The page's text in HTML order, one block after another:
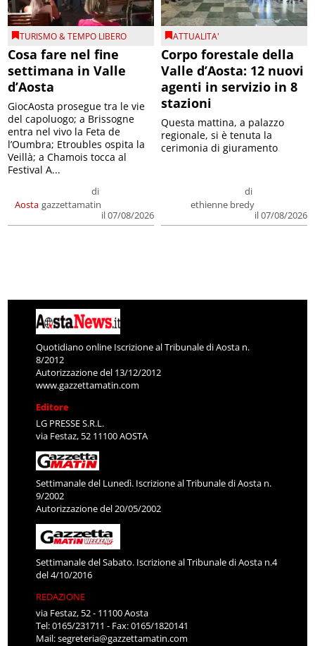
TURISMO & TEMPO LIBERO
Cosa fare nel fine
settimana in Valle
d’Aosta
Aosta
di
gazzettamatin
il 07/08/2026
GiocAosta prosegue tra le vie
del capoluogo; a Brissogne
entra nel vivo la Feta de
l’Oumbra; Etroubles ospita la
Veillà; a Chamois tocca al
Festival A...
ATTUALITA'
Corpo forestale della
Valle d’Aosta: 12 nuovi
agenti in servizio in 8
stazioni
di
ethienne bredy
il 07/08/2026
Questa mattina, a palazzo
regionale, si è tenuta la
cerimonia di giuramento
Quotidiano online Iscrizione al Tribunale di Aosta n.
8/2012
Autorizzazione del 13/12/2012
www.gazzettamatin.com
Editore
LG PRESSE S.R.L.
via Festaz, 52 11100 AOSTA
Settimanale del Lunedì. Iscrizione al Tribunale di Aosta n.
9/2002
Autorizzazione del 20/05/2002
Settimanale del Sabato. Iscrizione al Tribunale di Aosta n.4
del 4/10/2016
REDAZIONE
via Festaz, 52 - 11100 Aosta
Tel: 0165/231711 - Fax: 0165/1820141
Mail:segreteria@gazzettamatin.com